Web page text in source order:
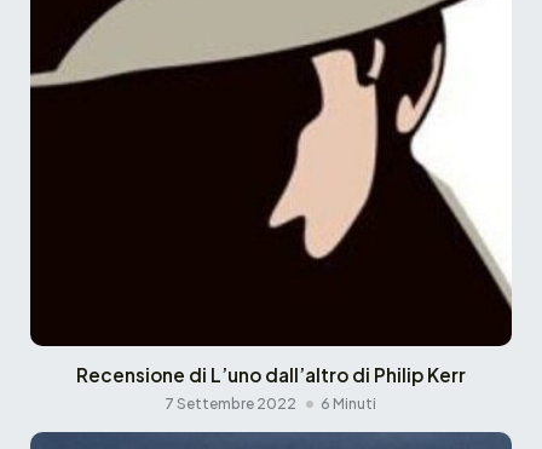
Recensione di L’uno dall’altro di Philip Kerr
7 Settembre 2022 6 Minuti